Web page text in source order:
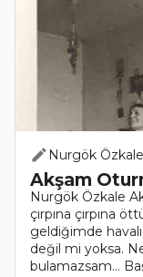
Nurgök Özkale
Akşam
Nurgök Özkale
çırpına çırpına
geldiğimde
değil mi yoksa.
bulamazsam…